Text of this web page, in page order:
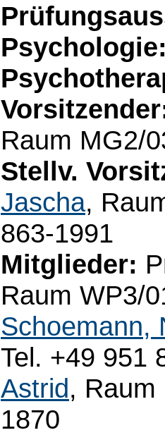
Raum MG2/
Stellv.
Jascha,
863-1991
Mitglieder:
Raum WP3/
Schoemann,
Tel. +49 951
Astrid, Raum
1870